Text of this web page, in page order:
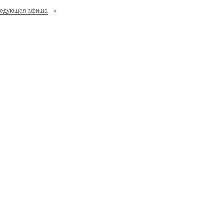
афиша »